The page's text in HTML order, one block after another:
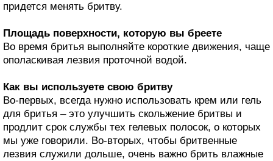
придется менять бритву.
Площадь поверхности, которую вы бреете
Во время бритья выполняйте короткие движения, чаще
ополаскивая лезвия проточной водой.
Как вы используете свою бритву
Во-первых, всегда нужно использовать крем или гель
для бритья – это улучшить скольжение бритвы и
продлит срок службы тех гелевых полосок, о которых
мы уже говорили. Во-вторых, чтобы бритвенные
лезвия служили дольше, очень важно брить влажные